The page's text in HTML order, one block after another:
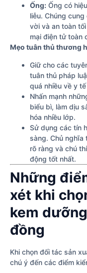
Ống: Ống có
liễu. Chúng
vời và an toàn
mại điện tử toàn
Mẹo tuân thủ thương
Giữ cho các
tuân thủ pháp
quá nhiều về y
Nhấn mạnh
biểu bì, làm dịu
hóa nhiều lớp.
Sử dụng các tín
sàng. Chủ nghĩa
rõ ràng và chú
động tốt nhất.
Những
xét khi
kem
đồng
Khi chọn đối tác sản
chú ý đến các điểm